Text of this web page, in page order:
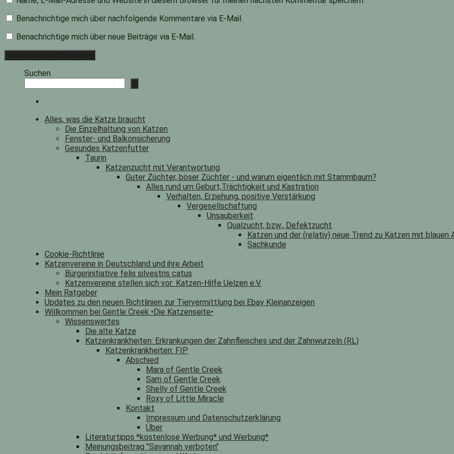
Benachrichtige mich über nachfolgende Kommentare via E-Mail.
Benachrichtige mich über neue Beiträge via E-Mail.
Suchen
Alles, was die Katze braucht
Die Einzelhaltung von Katzen
Fenster- und Balkonsicherung
Gesundes Katzenfutter
Taurin
Katzenzucht mit Verantwortung
Guter Züchter, böser Züchter - und warum eigentlich mit Stammbaum?
Alles rund um Geburt,Trächtigkeit und Kastration
Verhalten, Erziehung, positive Verstärkung
Vergesellschaftung
Unsauberkeit
Qualzucht, bzw., Defektzucht
Katzen und der (relativ) neue Trend zu Katzen mit blauen
Sachkunde
Cookie-Richtlinie
Katzenvereine in Deutschland und ihre Arbeit
Bürgerinitiative felis silvestris catus
Katzenvereine stellen sich vor: Katzen-Hilfe Uelzen e.V.
Mein Ratgeber
Updates zu den neuen Richtlinien zur Tiervermittlung bei Ebay Kleinanzeigen
Willkommen bei Gentle Creek •Die Katzenseite•
Wissenswertes
Die alte Katze
Katzenkrankheiten: Erkrankungen der Zahnfleisches und der Zahnwurzeln (RL)
Katzenkrankheiten: FIP
Abschied
Mara of Gentle Creek
Sam of Gentle Creek
Shelly of Gentle Creek
Roxy of Little Miracle
Kontakt
Impressum und Datenschutzerklärung
Über
Literaturtipps *kostenlose Werbung* und Werbung*
Meinungsbeitrag "Savannah verboten"